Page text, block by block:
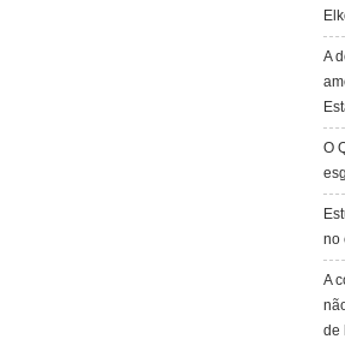
A
O
no
A
de